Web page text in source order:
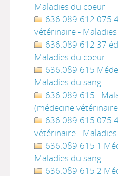
Maladies du coeur
636.089 612 075
vétérinaire -
636.089 612 37
Maladies du coeur
636.089 615
Maladies du sang
636.089 615 -
(médecine
636.089 615 075
vétérinaire -
636.089 615 1
Maladies du sang
636.089 615 2